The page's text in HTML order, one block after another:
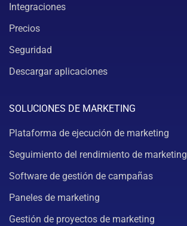
Integraciones
Precios
Seguridad
Descargar aplicaciones
SOLUCIONES DE MARKETING
Plataforma de ejecución de marketing
Seguimiento del rendimiento de marketing
Software de gestión de campañas
Paneles de marketing
Gestión de proyectos de marketing